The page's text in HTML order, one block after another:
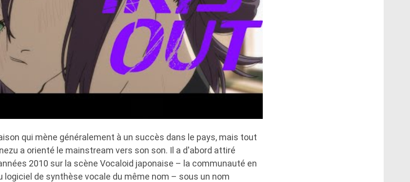
qui mène généralement à un succès dans le pays, mais tout
a orienté le mainstream vers son son. Il a d'abord attiré
2010 sur la scène Vocaloid japonaise – la communauté en
logiciel de synthèse vocale du même nom – sous un nom